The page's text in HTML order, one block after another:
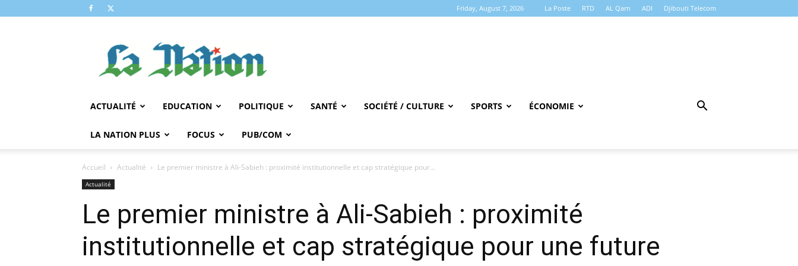
Friday, August 7, 2026 La Poste RTD AL Qarn ADI Djibouti Telecom
NATION
ACTUALITÉ EDUCATION POLITIQUE SANTÉ SOCIÉTÉ / CULTURE SPORTS ÉCONOMIE
LA NATION PLUS FOCUS PUB/COM
Accueil Actualité Le premier ministre à Ali-Sabieh : proximité institutionnelle et cap stratégique pour...
Actualité
Le premier ministre à Ali-Sabieh : proximité
institutionnelle et cap stratégique pour une future